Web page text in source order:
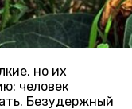
но их
человек
Безудержный